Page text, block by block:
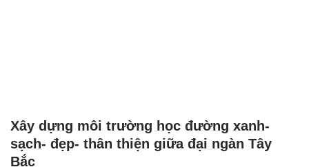
Xây dựng môi trường học đường xanh-
sạch- đẹp- thân thiện giữa đại ngàn Tây
Bắc